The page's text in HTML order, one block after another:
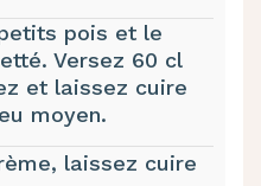
pois et le
Versez 60 cl
et laissez cuire
moyen.
laissez cuire